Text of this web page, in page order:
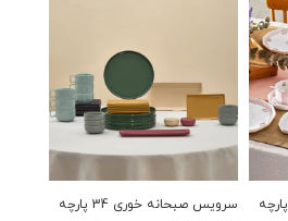
سرویس صبحانه خوری 32 پارچه
سرویس صبحانه خوری 34 پارچه